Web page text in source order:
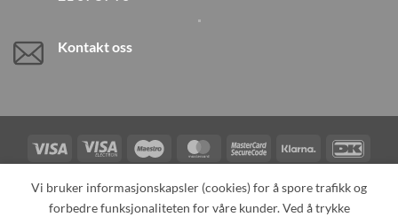
Kontakt oss
Visa
Visa
Electron
Maestro MasterCardMasterCard
2
Klarna
Card
TILBAKEKALLINGER KONTAKT OSS OM OSS
Vi bruker informasjonskapsler (cookies) for å spore trafikk og
forbedre funksjonaliteten for våre kunder. Ved å trykke